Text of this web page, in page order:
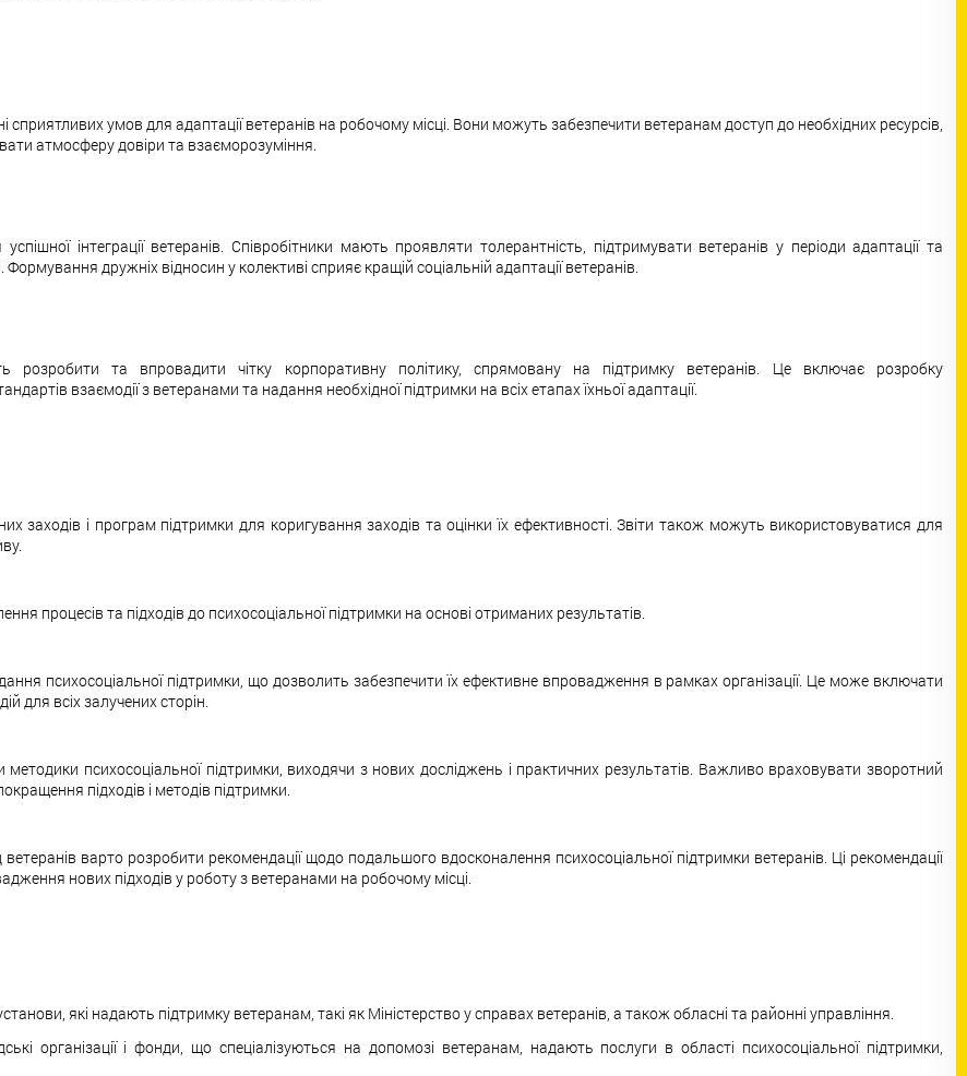
сприятливих умов для адаптації ветеранів на робочому місці. Вони можуть забезпечити ветеранам доступ до необхідних ресурсів,
атмосферу довіри та взаєморозуміння.
інтеграції ветеранів. Співробітники мають проявляти толерантність, підтримувати ветеранів у періоди адаптації та
дружніх відносин у колективі сприяє кращій соціальній адаптації ветеранів.
розробити та впровадити чітку корпоративну політику, спрямовану на підтримку ветеранів. Це включає розробку
взаємодії з ветеранами та надання необхідної підтримки на всіх етапах їхньої адаптації.
заходів і програм підтримки для коригування заходів та оцінки їх ефективності. Звіти також можуть використовуватися для
процесів та підходів до психосоціальної підтримки на основі отриманих результатів.
психосоціальної підтримки, що дозволить забезпечити їх ефективне впровадження в рамках організації. Це може включати
для всіх залучених сторін.
психосоціальної підтримки, виходячи з нових досліджень і практичних результатів. Важливо враховувати зворотний
підходів і методів підтримки.
ветеранів варто розробити рекомендації щодо подальшого вдосконалення психосоціальної підтримки ветеранів. Ці рекомендації
нових підходів у роботу з ветеранами на робочому місці.
які надають підтримку ветеранам, такі як Міністерство у справах ветеранів, а також обласні та районні управління.
організації і фонди, що спеціалізуються на допомозі ветеранам, надають послуги в області психосоціальної підтримки,